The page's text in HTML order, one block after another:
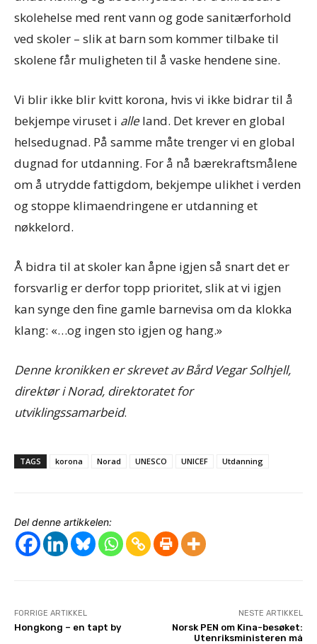
skolehelse med rent vann og gode sanitærforhold
ved skoler – slik at barn som kommer tilbake til
skolene får muligheten til å vaske hendene sine.
Vi blir ikke blir kvitt korona, hvis vi ikke bidrar til å
bekjempe viruset i alle land. Det krever en global
helsedugnad. På samme måte trenger vi en global
dugnad for utdanning. For å nå bærekraftsmålene
om å utrydde fattigdom, bekjempe ulikhet i verden
og stoppe klimaendringene er utdanning et
nøkkelord.
Å bidra til at skoler kan åpne igjen så snart det er
forsvarlig er derfor topp prioritet, slik at vi igjen
kan synge den fine gamle barnevisa om da klokka
klang: «…og ingen sto igjen og hang.»
Denne kronikken er skrevet av Bård Vegar Solhjell,
direktør i Norad, direktoratet for
utviklingssamarbeid.
TAGS korona Norad UNESCO UNICEF Utdanning
Del denne artikkelen:
FORRIGE ARTIKKEL
Hongkong – en tapt by
NESTE ARTIKKEL
Norsk PEN om Kina-besøket:
Utenriksministeren må